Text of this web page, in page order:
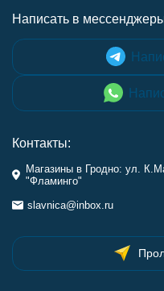
Написать в
Контакты:
Магазины в Гродно: ул.
"Фламинго"
slavnica@inbox.ru